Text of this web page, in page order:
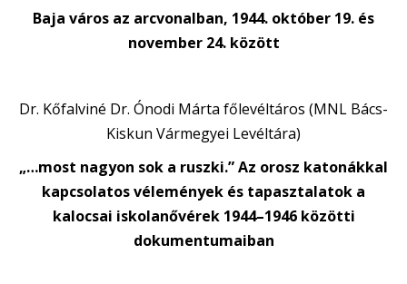
Baja város az arcvonalban, 1944. október 19. és
november 24. között
Dr. Kőfalviné Dr. Ónodi Márta főlevéltáros (MNL Bács-
Kiskun Vármegyei Levéltára)
„…most nagyon sok a ruszki.” Az orosz katonákkal
kapcsolatos vélemények és tapasztalatok a
kalocsai iskolanővérek 1944–1946 közötti
dokumentumaiban